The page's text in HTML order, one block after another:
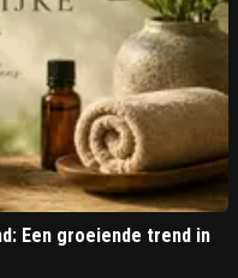
Een groeiende trend in